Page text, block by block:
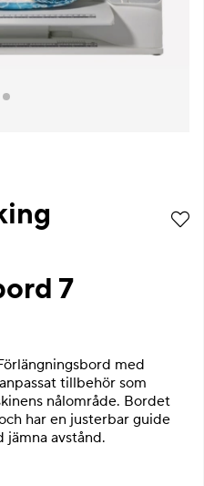
7
0
med
tillbehör som
nålområde. Bordet
har en justerbar guide
jämna avstånd.